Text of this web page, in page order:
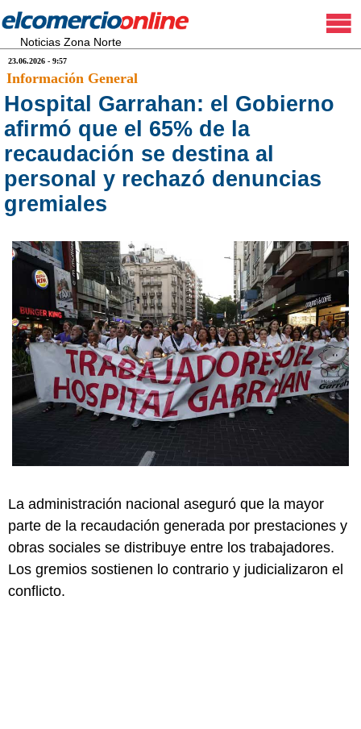
Noticias Zona Norte
23.06.2026 - 9:57
Información General
Hospital Garrahan: el Gobierno
afirmó que el 65% de la
recaudación se destina al
personal y rechazó denuncias
gremiales
La administración nacional aseguró que la mayor
parte de la recaudación generada por prestaciones y
obras sociales se distribuye entre los trabajadores.
Los gremios sostienen lo contrario y judicializaron el
conflicto.